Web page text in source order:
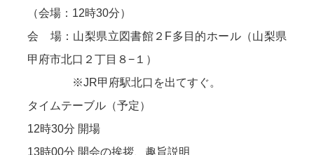
（会場：12時30分）
会 場：山梨県立図書館２F多目的ホール（山梨県
甲府市北口２丁目８−１）
※JR甲府駅北口を出てすぐ。
タイムテーブル（予定）
12時30分 開場
13時00分 開会の挨拶、趣旨説明